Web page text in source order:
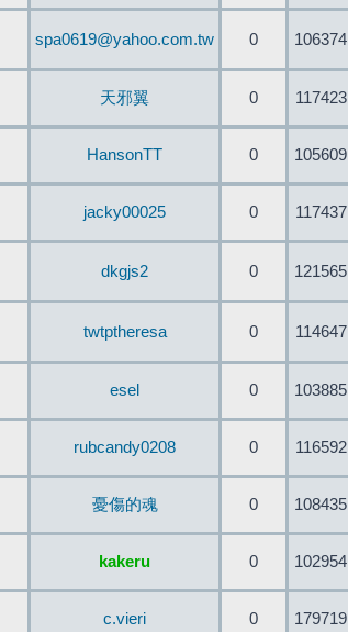
spa0619@yahoo.com.tw 0 106374
天邪翼 0 117423
HansonTT 0 105609
jacky00025 0 117437
dkgjs2 0 121565
twtptheresa 0 114647
esel 0 103885
rubcandy0208 0 116592
憂傷的魂 0 108435
kakeru 0 102954
c.vieri 0 179719